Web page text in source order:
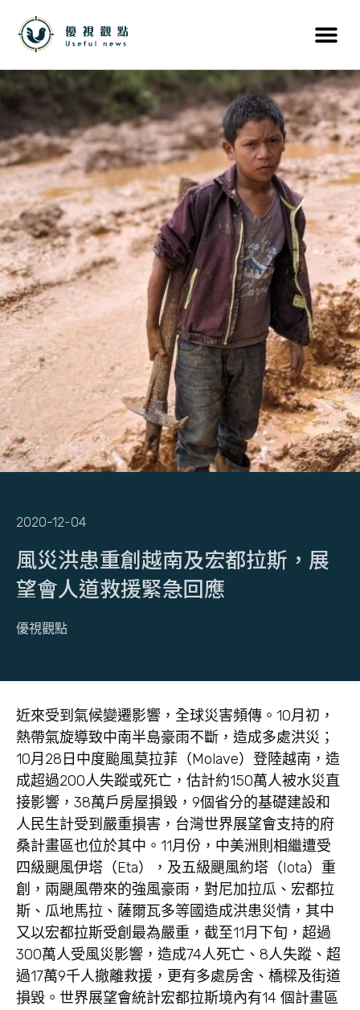
2020-12-04
風災洪患重創越南及宏都拉斯，展
望會人道救援緊急回應
優視觀點
近來受到氣候變遷影響，全球災害頻傳。10月初，
熱帶氣旋導致中南半島豪雨不斷，造成多處洪災；
10月28日中度颱風莫拉菲（Molave）登陸越南 ，造
成超過200人失蹤或死亡，估計約150萬人被水災直
接影響，38萬戶房屋損毀，9個省分的基礎建設和
人民生計受到嚴重損害，台灣世界展望會支持的府
桑計畫區也位於其中。11月份，中美洲則相繼遭受
四級颶風伊塔（Eta），及五級颶風約塔（Iota）重
創，兩颶風帶來的強風豪雨，對尼加拉瓜、宏都拉
斯、瓜地馬拉、薩爾瓦多等國造成洪患災情，其中
又以宏都拉斯受創最為嚴重，截至11月下旬，超過
300萬人受風災影響，造成74人死亡、8人失蹤、超
過17萬9千人撤離救援，更有多處房舍、橋樑及街道
損毀。世界展望會統計宏都拉斯境內有14 個計畫區